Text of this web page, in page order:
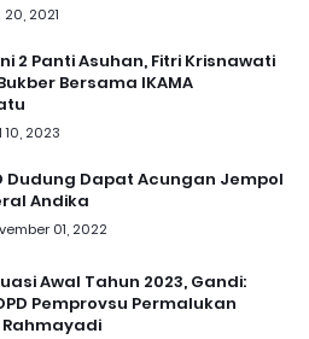
2021
2 Panti Asuhan, Fitri Krisnawati
Bersama IKAMA
10, 2023
Dudung Dapat Acungan Jempol
Andika
01, 2022
Awal Tahun 2023, Gandi:
Pemprovsu Permalukan
Rahmayadi